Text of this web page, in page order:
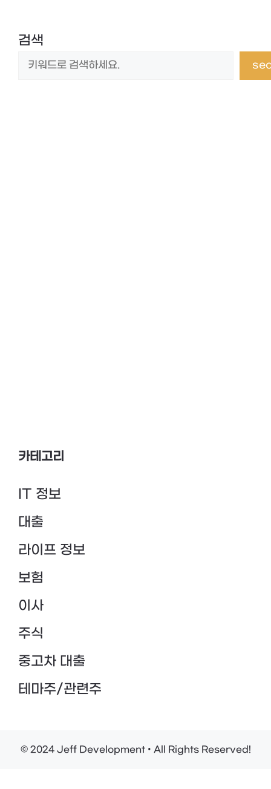
검색
카테고리
IT 정보
대출
라이프 정보
보험
이사
주식
중고차 대출
테마주/관련주
© 2024 Jeff Development • All Rights Reserved!